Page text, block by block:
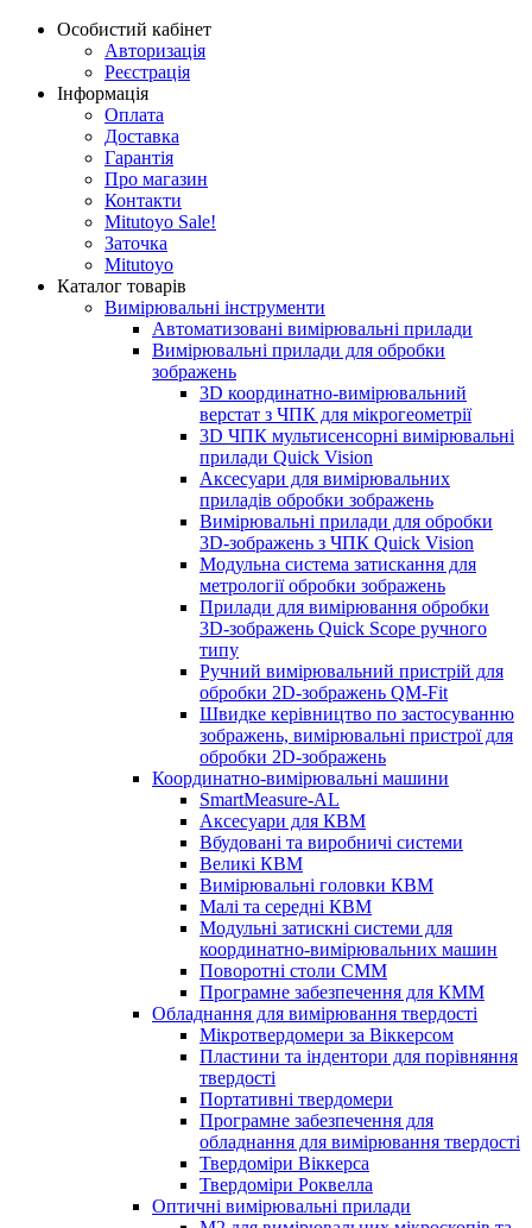
Особистий кабінет
Авторизація
Реєстрація
Інформація
Оплата
Доставка
Гарантія
Про магазин
Контакти
Mitutoyo Sale!
Заточка
Mitutoyo
Каталог товарів
Вимірювальні інструменти
Автоматизовані вимірювальні прилади
Вимірювальні прилади для обробки
зображень
3D координатно-вимірювальний
верстат з ЧПК для мікрогеометрії
3D ЧПК мультисенсорні вимірювальні
прилади Quick Vision
Аксесуари для вимірювальних
приладів обробки зображень
Вимірювальні прилади для обробки
3D-зображень з ЧПК Quick Vision
Модульна система затискання для
метрології обробки зображень
Прилади для вимірювання обробки
3D-зображень Quick Scope ручного
типу
Ручний вимірювальний пристрій для
обробки 2D-зображень QM-Fit
Швидке керівництво по застосуванню
зображень, вимірювальні пристрої для
обробки 2D-зображень
Координатно-вимірювальні машини
SmartMeasure-AL
Аксесуари для КВМ
Вбудовані та виробничі системи
Великі КВМ
Вимірювальні головки КВМ
Малі та середні КВМ
Модульні затискні системи для
координатно-вимірювальних машин
Поворотні столи CMM
Програмне забезпечення для КММ
Обладнання для вимірювання твердості
Мікротвердомери за Віккерсом
Пластини та індентори для порівняння
твердості
Портативні твердомери
Програмне забезпечення для
обладнання для вимірювання твердості
Твердоміри Віккерса
Твердоміри Роквелла
Оптичні вимірювальні прилади